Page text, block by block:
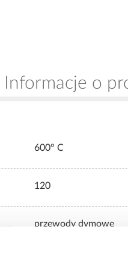
Informacje o
600° C
120
przewody dymowe